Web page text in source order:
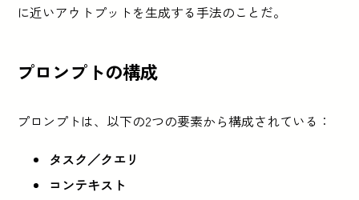
に近いアウトプットを生成する手法のことだ。
プロンプトの構成
プロンプトは、以下の2つの要素から構成されている：
タスク／クエリ
コンテキスト